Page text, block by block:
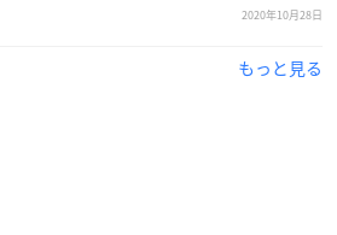
2020年10月28日
もっと見る